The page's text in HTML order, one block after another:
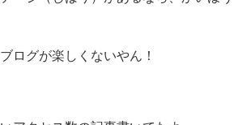
ログが楽しくないやん！